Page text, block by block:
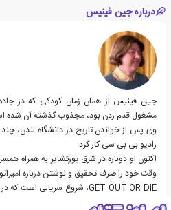
درباره جین فینیس
جین فینیس از همان زمان کودکی که در
مشغول قدم زدن بود، مجذوبگذشتهآن شده
وی پس از خواندن تاریخ در دانشگاه لندن،
رادیو بی بی سی کار کرد.
اکنون او دوباره در شرق یورکشایر به همراه
وقت خود را صرف تحقیق و نوشتن درباره
GET OUT OR DIE، شروع سریالی است که
رمان اوست.